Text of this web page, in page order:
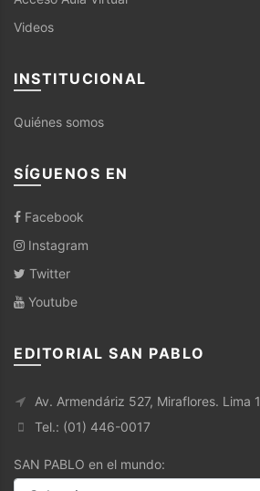
Videos
INSTITUCIONAL
Quiénes somos
SÍGUENOS EN
Facebook
Instagram
Twitter
Youtube
EDITORIAL SAN PABLO
Av. Armendáriz 527, Miraflores. Lima
Tel.: (01) 446-0017
SAN PABLO en el mundo: